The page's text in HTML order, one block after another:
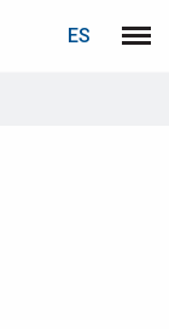
ES
Menú